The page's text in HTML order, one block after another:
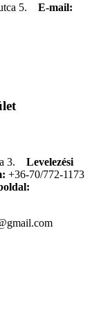
5. E-mail:
3. Levelezési
+36-70/772-1173